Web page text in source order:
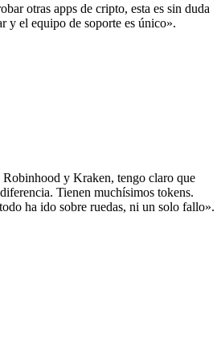
otras apps de cripto, esta es sin duda
y el equipo de soporte es único».
Robinhood y Kraken, tengo claro que
Tienen muchísimos tokens.
ha ido sobre ruedas, ni un solo fallo».